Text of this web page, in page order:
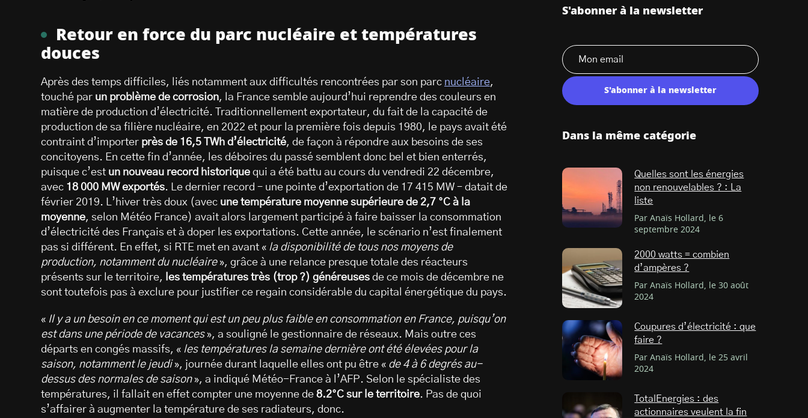
Retour en force du parc nucléaire et températures
douces
Après des temps difficiles, liés notamment aux difficultés rencontrées par son parc nucléaire,
touché par un problème de corrosion, la France semble aujourd’hui reprendre des couleurs en
matière de production d’électricité. Traditionnellement exportateur, du fait de la capacité de
production de sa filière nucléaire, en 2022 et pour la première fois depuis 1980, le pays avait été
contraint d’importer près de 16,5 TWh d’électricité, de façon à répondre aux besoins de ses
concitoyens. En cette fin d’année, les déboires du passé semblent donc bel et bien enterrés,
puisque c’est un nouveau record historique qui a été battu au cours du vendredi 22 décembre,
avec 18 000 MW exportés. Le dernier record – une pointe d’exportation de 17 415 MW – datait de
février 2019. L’hiver très doux (avec une température moyenne supérieure de 2,7 °C à la
moyenne, selon Météo France) avait alors largement participé à faire baisser la consommation
d’électricité des Français et à doper les exportations. Cette année, le scénario n’est finalement
pas si différent. En effet, si RTE met en avant « la disponibilité de tous nos moyens de
production, notamment du nucléaire», grâce à une relance presque totale des réacteurs
présents sur le territoire,
les températures très (trop ?) généreuses de ce mois de décembre ne
sont toutefois pas à exclure pour justifier ce regain considérable du capital énergétique du pays.
« Il y a un besoin en ce moment qui est un peu plus faible en consommation en France, puisqu’on
est dans une période de vacances», a souligné le gestionnaire de réseaux. Mais outre ces
départs en congés massifs, « les températures la semaine dernière ont été élevées pour la
saison, notamment le jeudi», journée durant laquelle elles ont pu être « de 4 à 6 degrés au-
dessus des normales de saison», a indiqué Météo-France à l’AFP. Selon le spécialiste des
températures, il fallait en effet compter une moyenne de 8.2°C sur le territoire. Pas de quoi
s’affairer à augmenter la température de ses radiateurs, donc.
S'abonner à la newsletter
S'abonner à la newsletter
Dans la même catégorie
Quelles sont les énergies
non renouvelables ? : La
liste
Par Anaïs Hollard, le 6
septembre 2024
2000 watts = combien
d’ampères ?
Par Anaïs Hollard, le 30 août
2024
Coupures d’électricité : que
faire ?
Par Anaïs Hollard, le 25 avril
2024
TotalEnergies : des
actionnaires veulent la fin